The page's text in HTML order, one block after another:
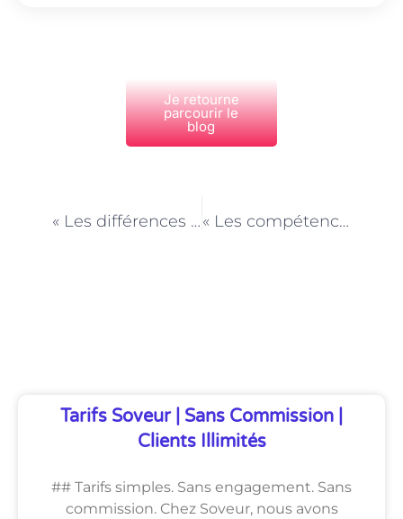
Je retourne
parcourir le
blog
« Les différences culturelles à prendre en compte en tant qu’Employé de maison à Paris » « Les compétences en gestion du stress pour un Employé de maison à Paris »
Tarifs Soveur | Sans Commission |
Clients Illimités
## Tarifs simples. Sans engagement. Sans
commission. Chez Soveur, nous avons